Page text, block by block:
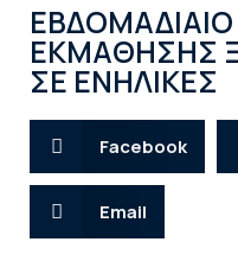
ΕΚΜΑΘΗΣΗΣ
ΣΕ ΕΝΗΛΙΚΕΣ
Facebook
Email